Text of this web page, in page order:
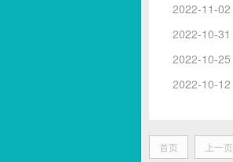
2022-11-02
2022-10-31
2022-10-25
2022-10-12
首页 上一页